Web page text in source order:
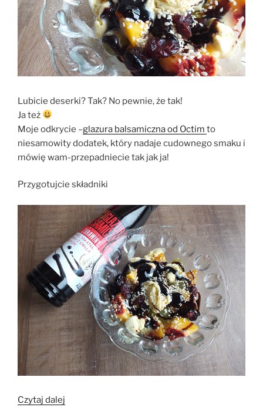
Lubicie deserki? Tak? No pewnie, że tak!
Ja też
Moje odkrycie –glazura balsamiczna od Octim to
niesamowity dodatek, który nadaje cudownego smaku i
mówię wam-przepadniecie tak jak ja!
Przygotujcie składniki
Czytaj dalej